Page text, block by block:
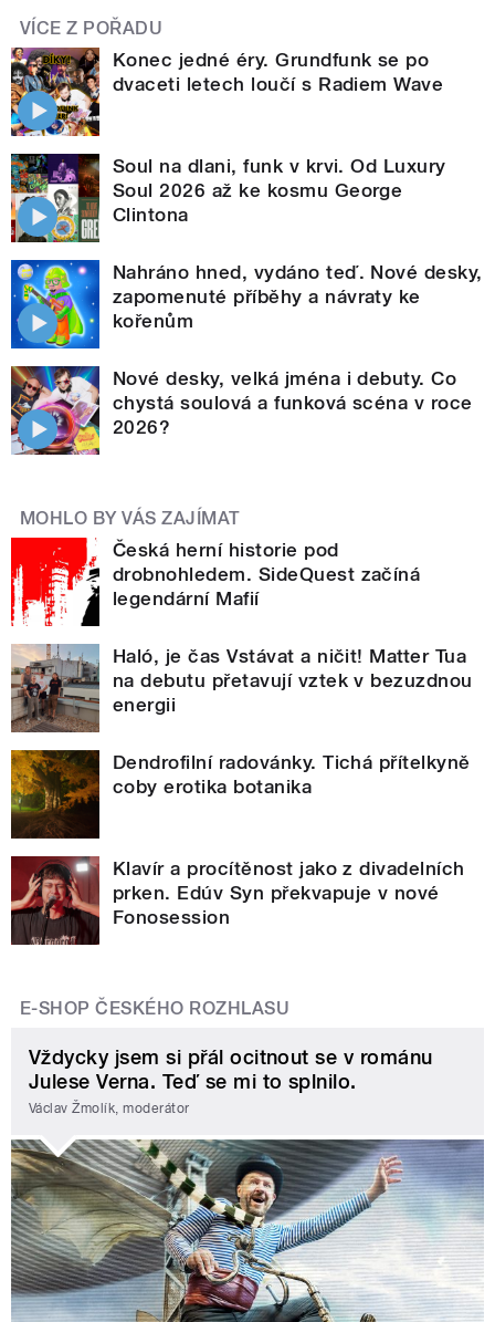
VÍCE Z POŘADU
Konec jedné éry. Grundfunk se po
dvaceti letech loučí s Radiem Wave
Soul na dlani, funk v krvi. Od Luxury
Soul 2026 až ke kosmu George
Clintona
Nahráno hned, vydáno teď. Nové desky,
zapomenuté příběhy a návraty ke
kořenům
Nové desky, velká jména i debuty. Co
chystá soulová a funková scéna v roce
2026?
MOHLO BY VÁS ZAJÍMAT
Česká herní historie pod
drobnohledem. SideQuest začíná
legendární Mafií
Haló, je čas Vstávat a ničit! Matter Tua
na debutu přetavují vztek v bezuzdnou
energii
Dendrofilní radovánky. Tichá přítelkyně
coby erotika botanika
Klavír a procítěnost jako z divadelních
prken. Edúv Syn překvapuje v nové
Fonosession
E-SHOP ČESKÉHO ROZHLASU
Vždycky jsem si přál ocitnout se v románu
Julese Verna. Teď se mi to splnilo.
Václav Žmolík, moderátor